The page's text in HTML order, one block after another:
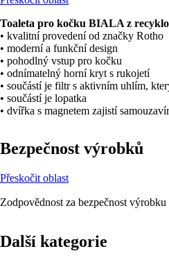
Toaleta pro kočku BIALA z
• kvalitní provedení od značky Rotho
• moderní a funkční design
• pohodlný vstup pro kočku
• odnímatelný horní kryt s rukojetí
• součástí je filtr s aktivním uhlím,
• součástí je lopatka
• dvířka s magnetem zajistí
Bezpečnost výrobků
Přeskočit oblast
Zodpovědnost za bezpečnost
Další kategorie